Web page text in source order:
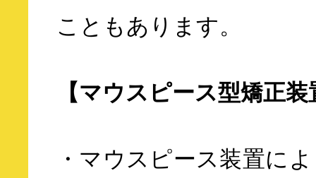
こともあります。
【マウスピース型矯正
・マウスピース装置に